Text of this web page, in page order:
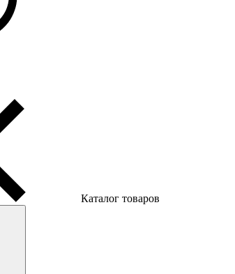
Каталог товаров